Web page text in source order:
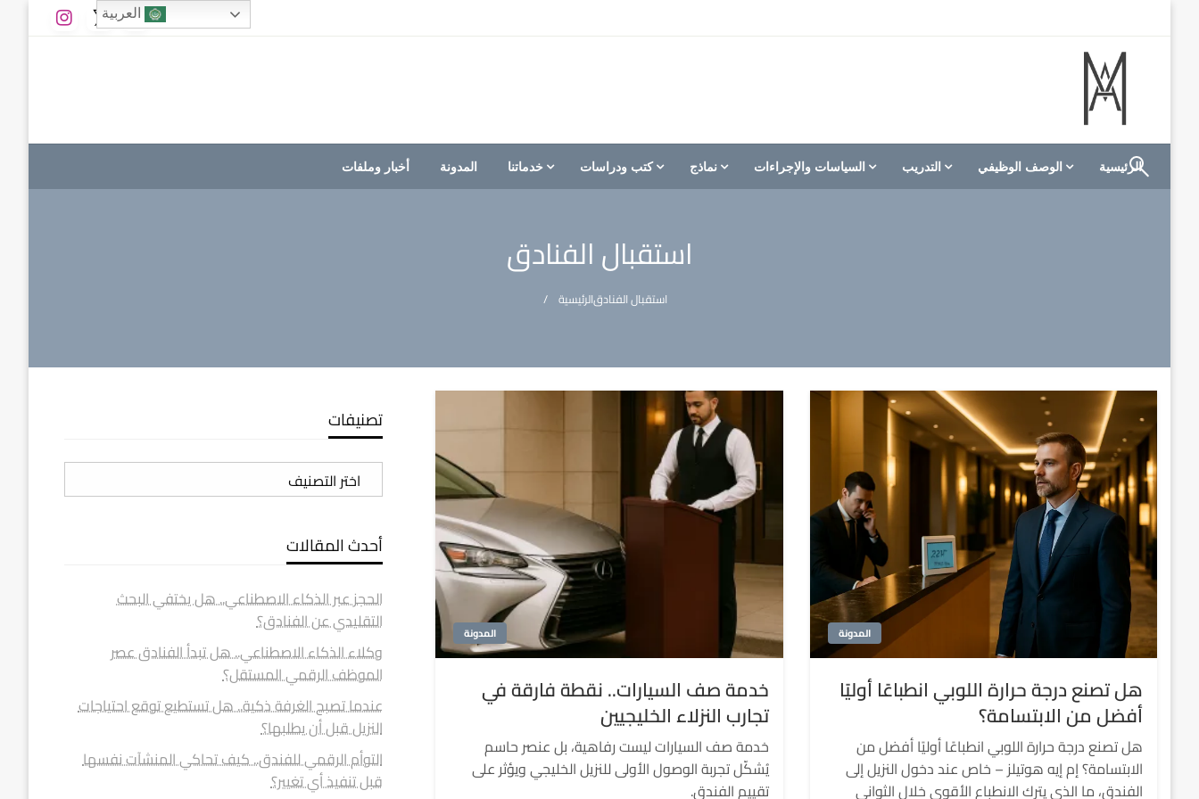
M A hotels | إم ايه هوتيلز
الموقع الأول للعاملين في الفنادق في العالم العربي
الرئيسية الوصف الوظيفي التدريب السياسات والإجراءات نماذج كتب ودراسات خدماتنا المدونة أخبار وملفات
استقبال الفنادق
الرئيسيةاستقبال الفنادق
المدونة
هل تصنع درجة حرارة اللوبي انطباعًا أوليًا
أفضل من الابتسامة؟
هل تصنع درجة حرارة اللوبي انطباعًا أوليًا أفضل من
الابتسامة؟ إم إيه هوتيلز – خاص عند دخول النزيل إلى
الفندق، ما الذي يترك الانطباع الأقوى خلال الثواني
المدونة
خدمة صف السيارات.. نقطة فارقة في
تجارب النزلاء الخليجيين
خدمة صف السيارات ليست رفاهية، بل عنصر حاسم
يُشكّل تجربة الوصول الأولى للنزيل الخليجي ويؤثر على
تقييم الفندق.
تصنيفات
تصنيفات
أحدث المقالات
الحجز عبر الذكاء الاصطناعي.. هل يختفي البحث
التقليدي عن الفنادق؟
وكلاء الذكاء الاصطناعي.. هل تبدأ الفنادق عصر
الموظف الرقمي المستقل؟
عندما تصبح الغرفة ذكية.. هل تستطيع توقع احتياجات
النزيل قبل أن يطلبها؟
التوأم الرقمي للفندق.. كيف تحاكي المنشآت نفسها
قبل تنفيذ أي تغيير؟
العربية